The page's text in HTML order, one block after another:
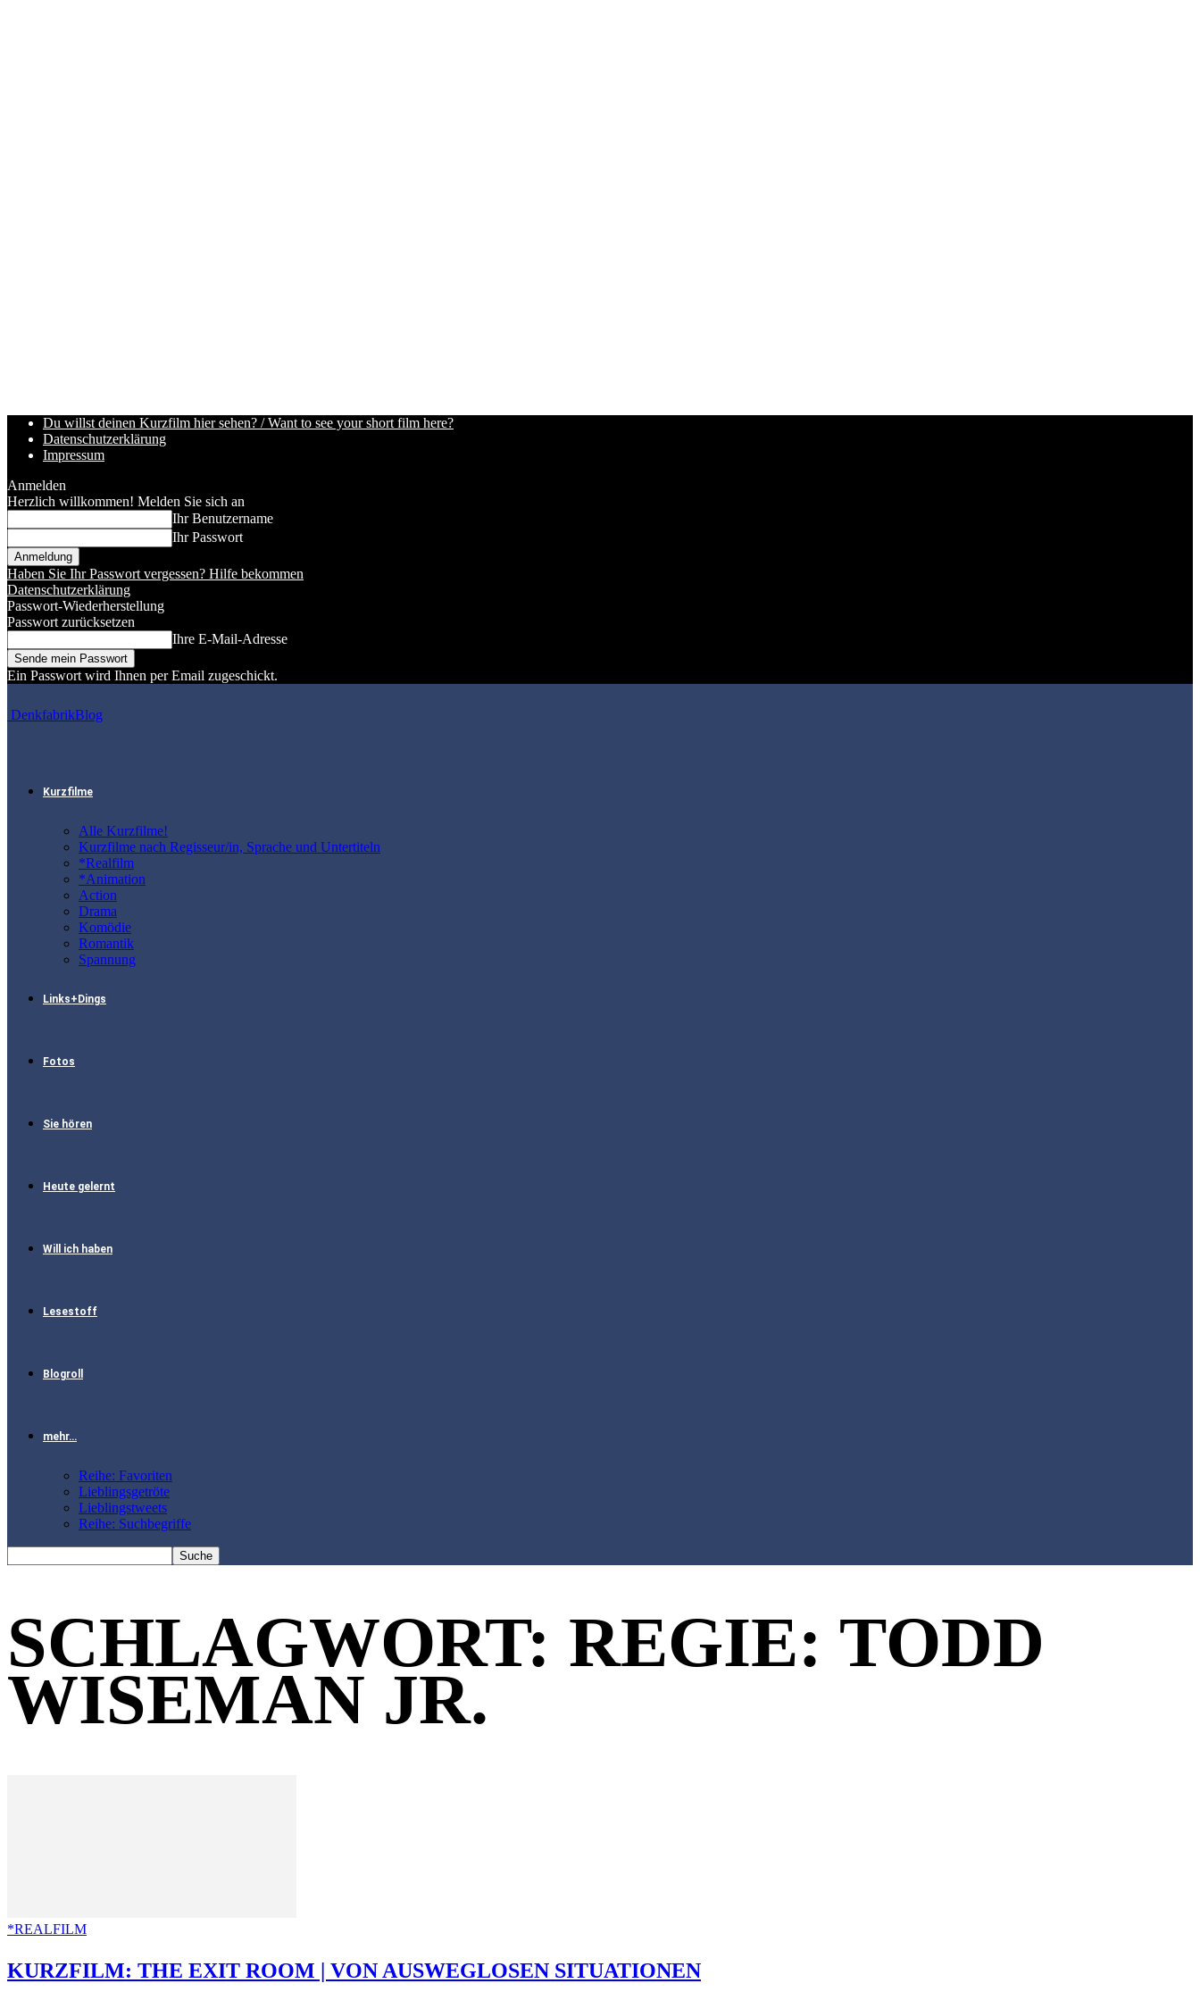
Du willst deinen Kurzfilm hier sehen? / Want to see your short film here?
Datenschutzerklärung
Impressum
Anmelden
Herzlich willkommen! Melden Sie sich an
Ihr Benutzername
Ihr Passwort
Haben Sie Ihr Passwort vergessen? Hilfe bekommen
Datenschutzerklärung
Passwort-Wiederherstellung
Passwort zurücksetzen
Ihre E-Mail-Adresse
Ein Passwort wird Ihnen per Email zugeschickt.
DenkfabrikBlog
Kurzfilme
Alle Kurzfilme!
Kurzfilme nach Regisseur/in, Sprache und Untertiteln
*Realfilm
*Animation
Action
Drama
Komödie
Romantik
Spannung
Links+Dings
Fotos
Sie hören
Heute gelernt
Will ich haben
Lesestoff
Blogroll
mehr…
Reihe: Favoriten
Lieblingsgetröte
Lieblingstweets
Reihe: Suchbegriffe
SCHLAGWORT: REGIE: TODD
WISEMAN JR.
*REALFILM
KURZFILM: THE EXIT ROOM | VON AUSWEGLOSEN SITUATIONEN